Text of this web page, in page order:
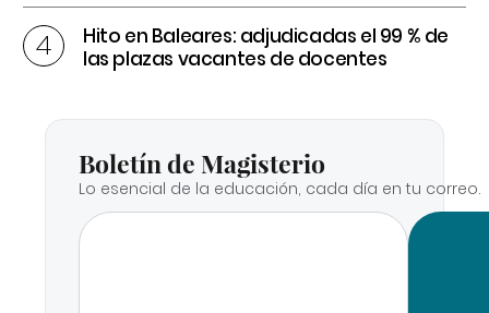
Hito en Baleares: adjudicadas el 99 % de
las plazas vacantes de docentes
Boletín de Magisterio
Lo esencial de la educación, cada día en tu correo.